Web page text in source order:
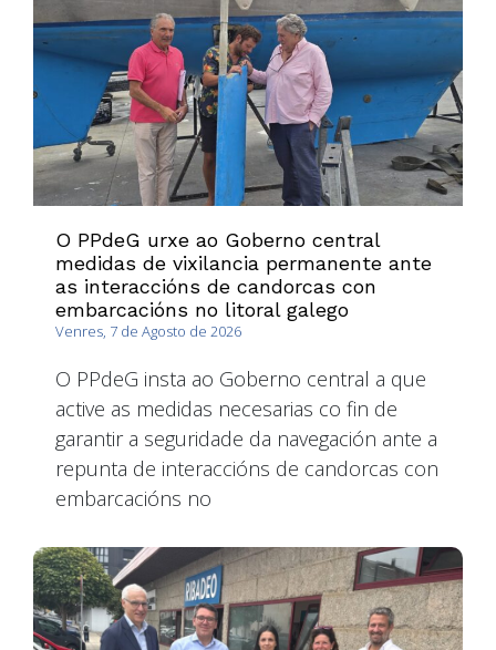
O PPdeG urxe ao Goberno central
medidas de vixilancia permanente ante
as interaccións de candorcas con
embarcacións no litoral galego
Venres, 7 de Agosto de 2026
O PPdeG insta ao Goberno central a que
active as medidas necesarias co fin de
garantir a seguridade da navegación ante a
repunta de interaccións de candorcas con
embarcacións no